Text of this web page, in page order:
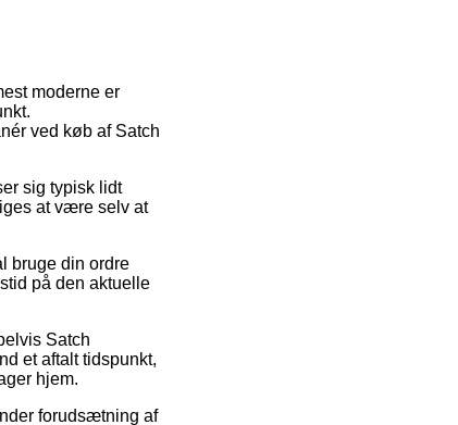
moderne er
ved køb af Satch
sig typisk lidt
at være selv at
bruge din ordre
på den aktuelle
Satch
et aftalt tidspunkt,
hjem.
forudsætning af